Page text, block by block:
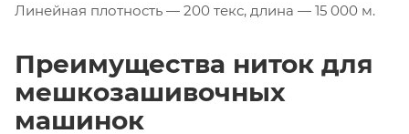
Линейная плотность — 200 текс, длина — 15 000 м.
Преимущества ниток для
мешкозашивочных
машинок